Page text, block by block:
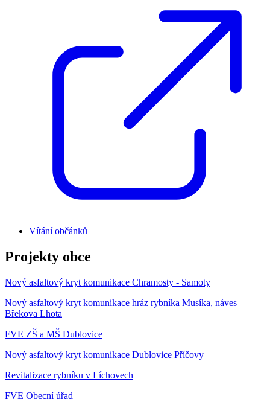
Vítání občánků
Projekty obce
Nový asfaltový kryt komunikace Chramosty - Samoty
Nový asfaltový kryt komunikace hráz rybníka Musíka, náves
Břekova Lhota
FVE ZŠ a MŠ Dublovice
Nový asfaltový kryt komunikace Dublovice Příčovy
Revitalizace rybníku v Líchovech
FVE Obecní úřad